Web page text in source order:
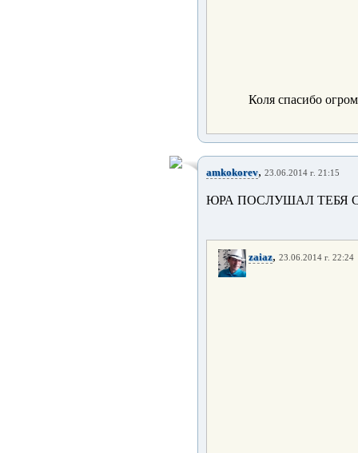
Коля спасибо
amkokorev, 23.06.2014 г. 21:15
ЮРА ПОСЛУШАЛ ТЕБЯ
zaiaz, 23.06.2014 г. 22:24